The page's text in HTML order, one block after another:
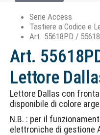
Serie Access
Tastiere a Codice e
Art. 55618PD /
Art.
Lettore
Lettore Dallas con
disponibile di colore
N.B. : per il
elettroniche di gestione